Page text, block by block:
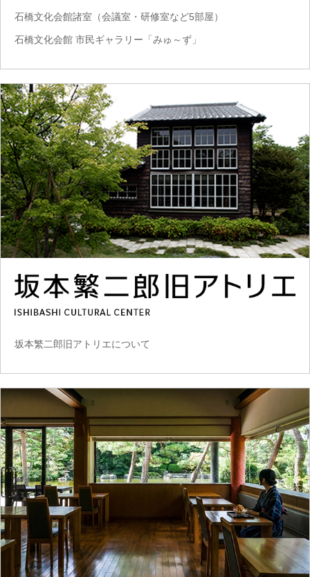
石橋文化会館諸室（会議室・研修室など5部屋）
石橋文化会館 市民ギャラリー「みゅ～ず」
坂本繁二郎旧アトリエについて